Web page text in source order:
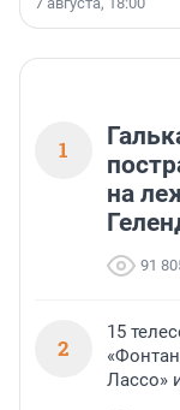
1
на
91
2
15
Лассо»